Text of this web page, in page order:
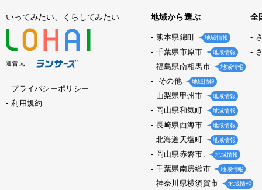
いってみたい、くらしてみたい
運営元：
プライバシーポリシー
利用規約
地域から選ぶ
熊本県錦町 地域情報
千葉県市原市 地域情報
福島県南相馬市 地域情報
その他 地域情報
山梨県甲州市 地域情報
岡山県和気町 地域情報
長崎県西海市 地域情報
北海道天塩町 地域情報
岡山県赤磐市. 地域情報
千葉県南房総市 地域情報
神奈川県横須賀市 地域情報
全